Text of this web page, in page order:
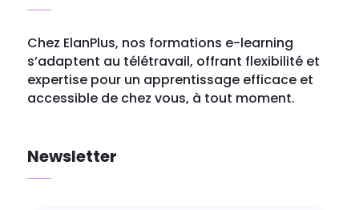
Chez ElanPlus, nos formations e-learning
s’adaptent au télétravail, offrant flexibilité et
expertise pour un apprentissage efficace et
accessible de chez vous, à tout moment.
Newsletter